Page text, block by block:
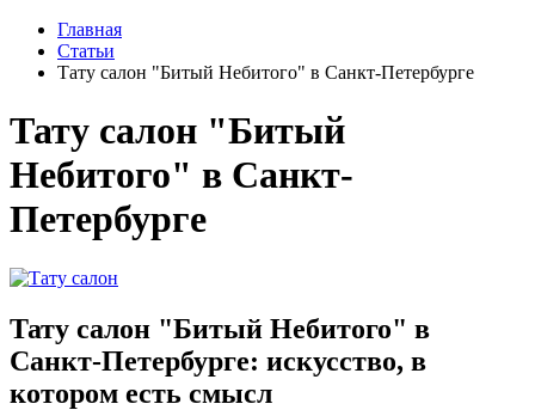
Главная
Статьи
Тату салон "Битый Небитого" в Санкт-Петербурге
Тату салон "Битый
Небитого" в Санкт-
Петербурге
Тату салон "Битый Небитого" в
Санкт-Петербурге: искусство, в
котором есть смысл